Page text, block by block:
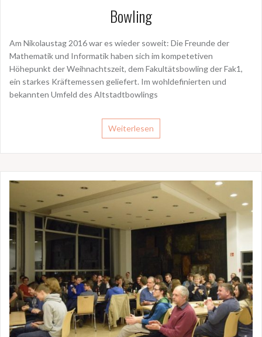
Bowling
Am Nikolaustag 2016 war es wieder soweit: Die Freunde der
Mathematik und Informatik haben sich im kompetetiven
Höhepunkt der Weihnachtszeit, dem Fakultätsbowling der Fak1,
ein starkes Kräftemessen geliefert. Im wohldefinierten und
bekannten Umfeld des Altstadtbowlings
Weiterlesen